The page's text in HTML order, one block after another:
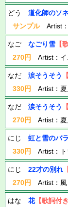
どう 道化師のソ
サンプルArtist：
なご なごり雪 【
270円
Artist：
なだ 涙そうそう
330円
Artist：夏
なだ 涙そうそう
270円
Artist：夏
にじ 虹と雪のバ
330円
Artist：ト
にじ 22才の別れ
270円
Artist：
はな 花【歌詞付